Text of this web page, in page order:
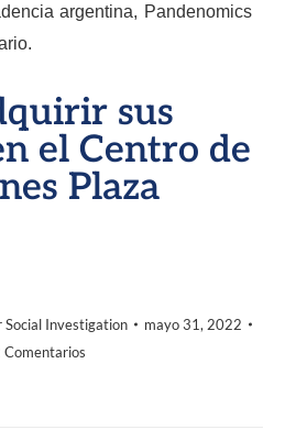
argentina, Pandenomics
sus
el Centro de
Plaza
Social Investigation
mayo 31, 2022
Comentarios